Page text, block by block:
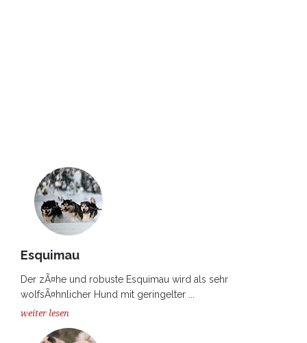
Esquimau
Der zÃ¤he und robuste Esquimau wird als sehr
wolfsÃ¤hnlicher Hund mit geringelter ...
weiter lesen